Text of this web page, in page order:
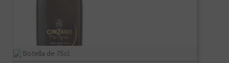
Botella de 75cl.